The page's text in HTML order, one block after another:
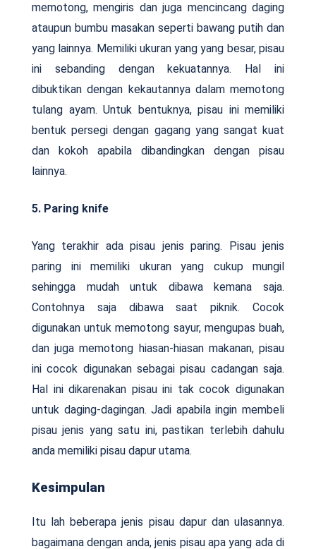
memotong, mengiris dan juga mencincang daging
ataupun bumbu masakan seperti bawang putih dan
yang lainnya. Memiliki ukuran yang yang besar, pisau
ini sebanding dengan kekuatannya. Hal ini
dibuktikan dengan kekautannya dalam memotong
tulang ayam. Untuk bentuknya, pisau ini memiliki
bentuk persegi dengan gagang yang sangat kuat
dan kokoh apabila dibandingkan dengan pisau
lainnya.
5. Paring knife
Yang terakhir ada pisau jenis paring. Pisau jenis
paring ini memiliki ukuran yang cukup mungil
sehingga mudah untuk dibawa kemana saja.
Contohnya saja dibawa saat piknik. Cocok
digunakan untuk memotong sayur, mengupas buah,
dan juga memotong hiasan-hiasan makanan, pisau
ini cocok digunakan sebagai pisau cadangan saja.
Hal ini dikarenakan pisau ini tak cocok digunakan
untuk daging-dagingan. Jadi apabila ingin membeli
pisau jenis yang satu ini, pastikan terlebih dahulu
anda memiliki pisau dapur utama.
Kesimpulan
Itu lah beberapa jenis pisau dapur dan ulasannya.
bagaimana dengan anda, jenis pisau apa yang ada di